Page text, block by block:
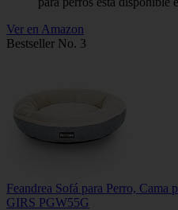
Ver en Amazon
Bestseller No. 3
Feandrea Sofá para Perro, Cama
GIRS PGW55G